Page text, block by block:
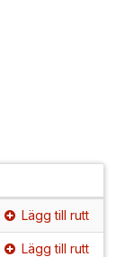
Lägg till rutt
Lägg till rutt